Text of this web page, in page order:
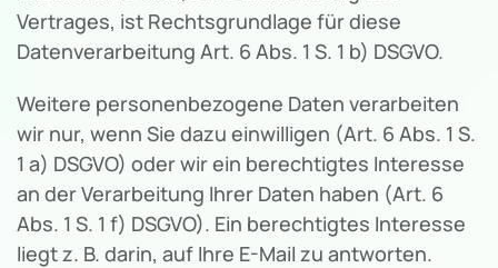
Vertrages, ist Rechtsgrundlage für diese
Datenverarbeitung Art. 6 Abs. 1 S. 1 b) DSGVO.
Weitere personenbezogene Daten verarbeiten
wir nur, wenn Sie dazu einwilligen (Art. 6 Abs. 1 S.
1 a) DSGVO) oder wir ein berechtigtes Interesse
an der Verarbeitung Ihrer Daten haben (Art. 6
Abs. 1 S. 1 f) DSGVO). Ein berechtigtes Interesse
liegt z. B. darin, auf Ihre E-Mail zu antworten.